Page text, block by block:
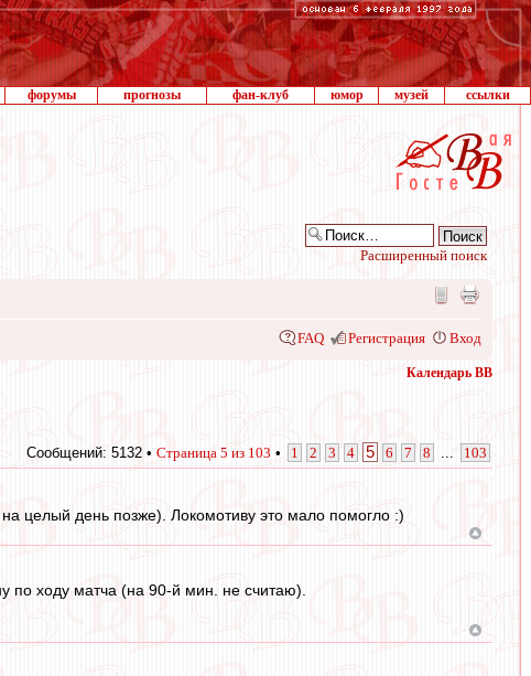
форумы прогнозы фан-клуб юмор музей ссылки
Расширенный поиск
FAQ Регистрация Вход
Календарь ВВ
Сообщений: 5132 • Страница 5 из 103 • 1 2 3 4 5 6 7 8 103
целый день позже). Локомотиву это мало помогло :)
по ходу матча (на 90-й мин. не считаю).